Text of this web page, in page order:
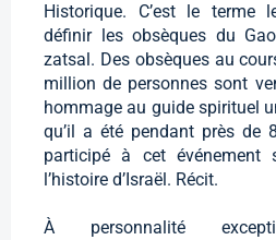
Historique. C’est le terme
définir les obsèques du
zatsal. Des obsèques au
million de personnes sont
hommage au guide spirituel
qu’il a été pendant près de
participé à cet événement
l’histoire d’Israël. Récit.
À personnalité